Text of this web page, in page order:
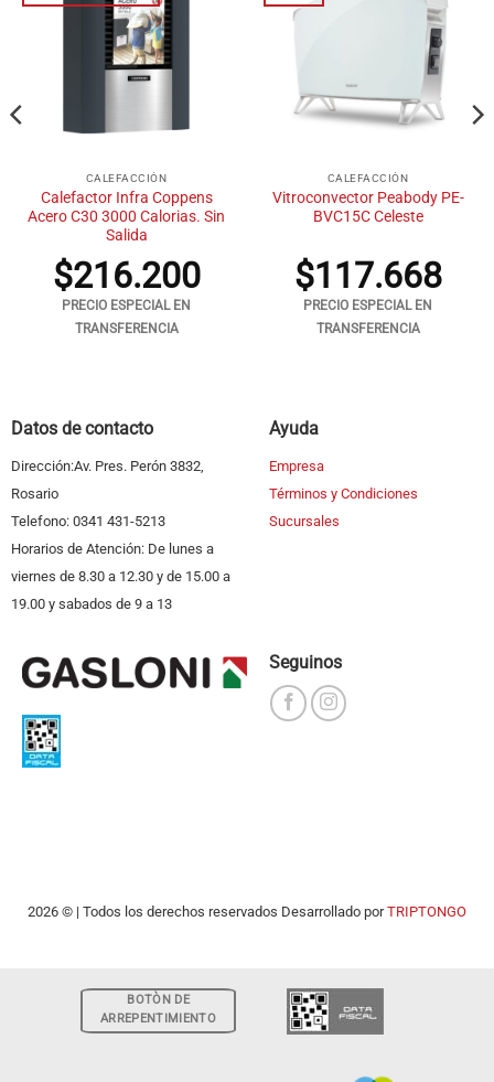
CALEFACCIÓN
Calefactor Infra Coppens
Acero C30 3000 Calorias. Sin
Salida
$216.200
PRECIO ESPECIAL EN
TRANSFERENCIA
CALEFACCIÓN
Vitroconvector Peabody PE-
BVC15C Celeste
$117.668
PRECIO ESPECIAL EN
TRANSFERENCIA
Datos de contacto
Dirección:Av. Pres. Perón 3832,
Rosario
Telefono: 0341 431-5213
Horarios de Atención: De lunes a
viernes de 8.30 a 12.30 y de 15.00 a
19.00 y sabados de 9 a 13
Ayuda
Empresa
Términos y Condiciones
Sucursales
Seguinos
2026 © | Todos los derechos reservados Desarrollado porTRIPTONGO
BOTÒN DE
ARREPENTIMIENTO